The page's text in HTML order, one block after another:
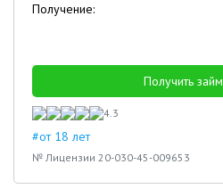
Получение:
Получить займ
4.3
#от 18 лет
№ Лицензии 20-030-45-009653